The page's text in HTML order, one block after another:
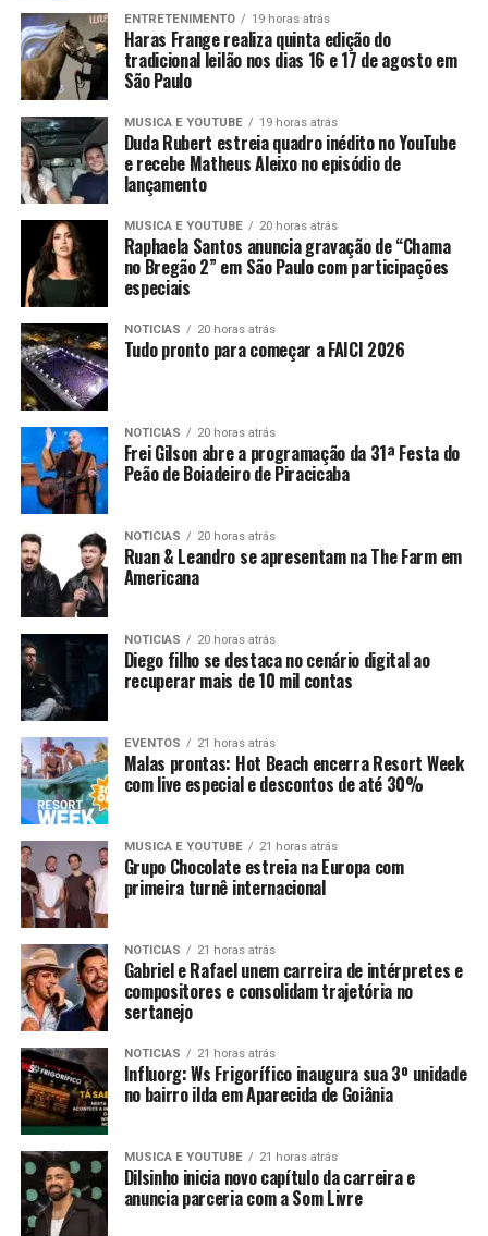
ENTRETENIMENTO 19 horas atrás
Haras Frange realiza quinta edição do
tradicional leilão nos dias 16 e 17 de agosto em
São Paulo
MUSICA E YOUTUBE 19 horas atrás
Duda Rubert estreia quadro inédito no YouTube
e recebe Matheus Aleixo no episódio de
lançamento
MUSICA E YOUTUBE 20 horas atrás
Raphaela Santos anuncia gravação de “Chama
no Bregão 2” em São Paulo com participações
especiais
NOTICIAS 20 horas atrás
Tudo pronto para começar a FAICI 2026
NOTICIAS 20 horas atrás
Frei Gilson abre a programação da 31ª Festa do
Peão de Boiadeiro de Piracicaba
NOTICIAS 20 horas atrás
Ruan & Leandro se apresentam na The Farm em
Americana
NOTICIAS 20 horas atrás
Diego filho se destaca no cenário digital ao
recuperar mais de 10 mil contas
EVENTOS 21 horas atrás
Malas prontas: Hot Beach encerra Resort Week
com live especial e descontos de até 30%
MUSICA E YOUTUBE 21 horas atrás
Grupo Chocolate estreia na Europa com
primeira turnê internacional
NOTICIAS 21 horas atrás
Gabriel e Rafael unem carreira de intérpretes e
compositores e consolidam trajetória no
sertanejo
NOTICIAS 21 horas atrás
Influorg: Ws Frigorífico inaugura sua 3º unidade
no bairro ilda em Aparecida de Goiânia
MUSICA E YOUTUBE 21 horas atrás
Dilsinho inicia novo capítulo da carreira e
anuncia parceria com a Som Livre